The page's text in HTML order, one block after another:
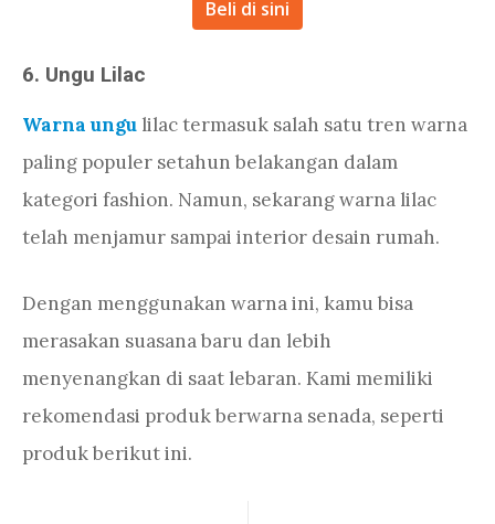
Beli di sini
6. Ungu Lilac
Warna ungu lilac termasuk salah satu tren warna
paling populer setahun belakangan dalam
kategori fashion. Namun, sekarang warna lilac
telah menjamur sampai interior desain rumah.
Dengan menggunakan warna ini, kamu bisa
merasakan suasana baru dan lebih
menyenangkan di saat lebaran. Kami memiliki
rekomendasi produk berwarna senada, seperti
produk berikut ini.